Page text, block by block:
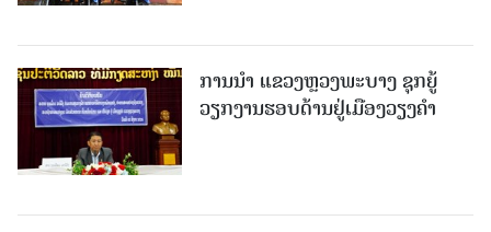
ການນຳ ແຂວງຫຼວງພະບາງ ຊຸກຍູ້
ວຽກງານຮອບດ້ານຢູ່ເມືອງວຽງຄໍາ